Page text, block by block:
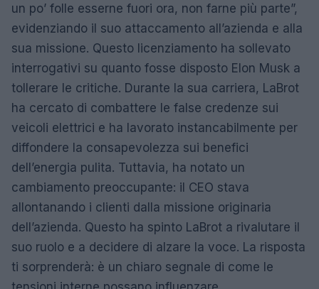
un po’ folle esserne fuori ora, non farne più parte”,
evidenziando il suo attaccamento all’azienda e alla
sua missione. Questo licenziamento ha sollevato
interrogativi su quanto fosse disposto Elon Musk a
tollerare le critiche. Durante la sua carriera, LaBrot
ha cercato di combattere le false credenze sui
veicoli elettrici e ha lavorato instancabilmente per
diffondere la consapevolezza sui benefici
dell’energia pulita. Tuttavia, ha notato un
cambiamento preoccupante: il CEO stava
allontanando i clienti dalla missione originaria
dell’azienda. Questo ha spinto LaBrot a rivalutare il
suo ruolo e a decidere di alzare la voce. La risposta
ti sorprenderà: è un chiaro segnale di come le